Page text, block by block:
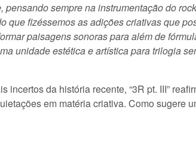
sempre na instrumentação do
que fizéssemos as adições criativas que
paisagens sonoras para além de
unidade estética e artística para trilogia
da história recente, “3R pt. III”
em matéria criativa. Como sugere